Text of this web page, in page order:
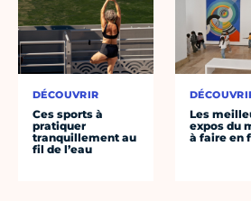
DÉCOUVRIR
Ces sports à
pratiquer
tranquillement au
fil de l’eau
Les
expos du
à faire en